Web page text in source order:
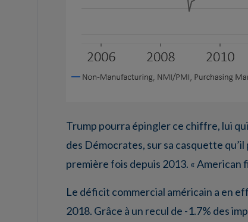
Trump pourra épingler ce chiffre, lui
des Démocrates, sur sa casquette
première fois depuis 2013. « American
Le déficit commercial américain a en
2018. Grâce à un recul de -1.7% des